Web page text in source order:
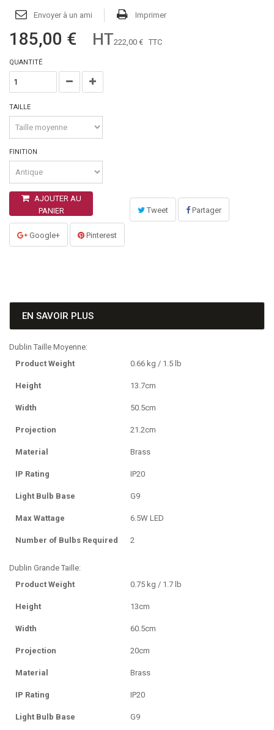
Envoyer à un ami Imprimer
185,00 € HT222,00 € TTC
QUANTITÉ
TAILLE
FINITION
AJOUTER AU
PANIER
Tweet Partager
Google+ Pinterest
EN SAVOIR PLUS
Dublin Taille Moyenne:
Product Weight
0.66 kg / 1.5 lb
Height 13.7cm
Width 50.5cm
Projection 21.2cm
Material Brass
IP Rating IP20
Light Bulb Base G9
Max Wattage 6.5W LED
Number of Bulbs Required 2
Dublin Grande Taille:
Product Weight
0.75 kg / 1.7 lb
Height 13cm
Width 60.5cm
Projection 20cm
Material Brass
IP Rating IP20
Light Bulb Base G9